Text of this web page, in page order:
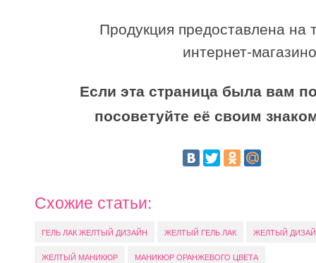
Продукция предоставлена на
интернет-
Если эта страница была вам
посоветуйте её своим
Схожие статьи:
ГЕЛЬ ЛАК ЖЕЛТЫЙ ДИЗАЙН ЖЕЛТЫЙ ГЕЛЬ ЛАК ЖЕЛТЫЙ
ЖЕЛТЫЙ МАНИКЮР МАНИКЮР ОРАНЖЕВОГО ЦВЕТА